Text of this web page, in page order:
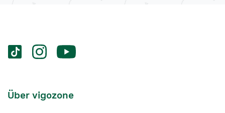
Services
Social-
vigozone.de
vigozone.devigozone.de
Services-
Über vigozone